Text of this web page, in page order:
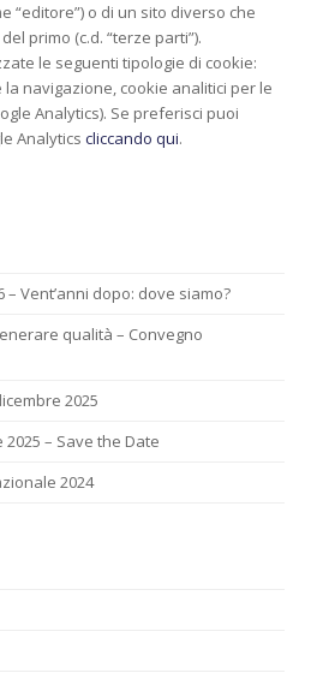
“editore”) o di un sito diverso che
primo (c.d. “terze parti”).
le seguenti tipologie di cookie:
navigazione, cookie analitici per le
Analytics). Se preferisci puoi
Analyticscliccando qui.
– Vent’anni dopo: dove siamo?
qualità – Convegno
2025
– Save the Date
2024